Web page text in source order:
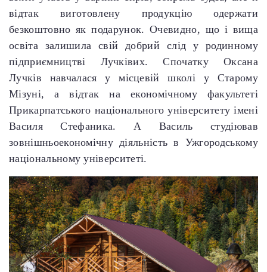
відтак виготовлену продукцію одержати
безкоштовно як подарунок. Очевидно, що і вища
освіта залишила свій добрий слід у родинному
підприємництві Лучківих. Спочатку Оксана
Лучків навчалася у місцевій школі у Старому
Мізуні, а відтак на економічному факультеті
Прикарпатського національного університету імені
Василя Стефаника. А Василь студіював
зовнішньоекономічну діяльність в Ужгородському
національному університеті.